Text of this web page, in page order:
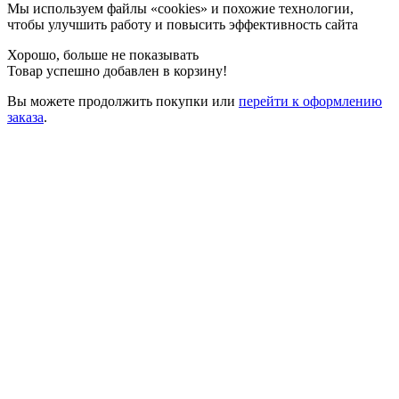
Мы используем файлы «cookies» и похожие технологии,
чтобы улучшить работу и повысить эффективность сайта
Хорошо, больше не показывать
Товар успешно добавлен в корзину!
Вы можете продолжить покупки или перейти к оформлению
заказа.